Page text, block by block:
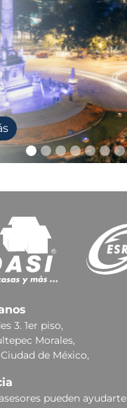
3. 1er piso,
Morales,
Ciudad de México,
pueden ayudarte